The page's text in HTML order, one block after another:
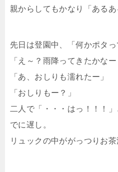
親からしてもかなり「あるあ
先日は登園中、「何かポタっ
「え～？雨降ってきたかなー
「あ、おしりも濡れたー」
「おしりもー？」
二人で「・・・はっ！！！
でに遅し。
リュックの中ががっつりお